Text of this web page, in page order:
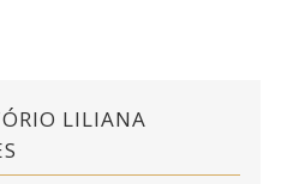
LILIANA